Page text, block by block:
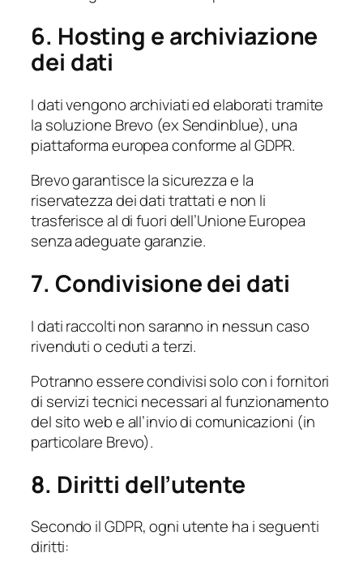
6. Hosting e archiviazione
dei dati
I dati vengono archiviati ed elaborati tramite
la soluzione Brevo (ex Sendinblue), una
piattaforma europea conforme al GDPR.
Brevo garantisce la sicurezza e la
riservatezza dei dati trattati e non li
trasferisce al di fuori dell’Unione Europea
senza adeguate garanzie.
7. Condivisione dei dati
I dati raccolti non saranno in nessun caso
rivenduti o ceduti a terzi.
Potranno essere condivisi solo con i fornitori
di servizi tecnici necessari al funzionamento
del sito web e all’invio di comunicazioni (in
particolare Brevo).
8. Diritti dell’utente
Secondo il GDPR, ogni utente ha i seguenti
diritti: